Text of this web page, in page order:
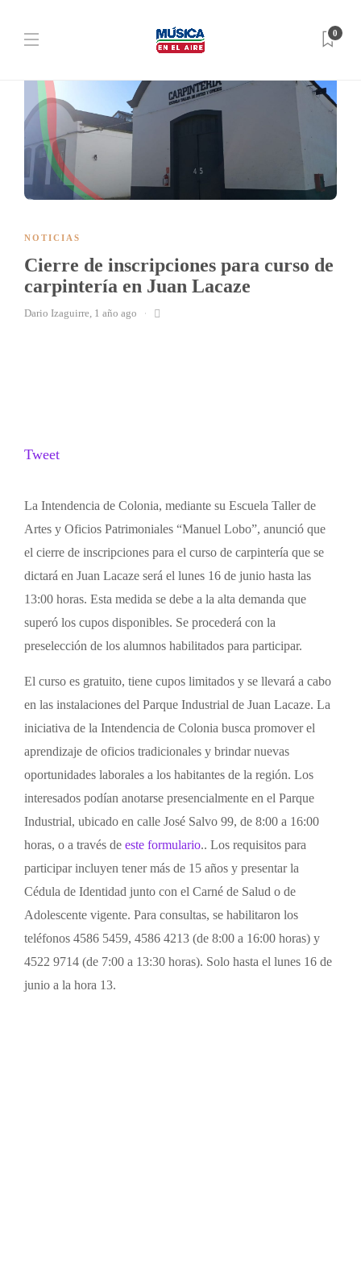
0
NOTICIAS
Cierre de inscripciones para curso de
carpintería en Juan Lacaze
Dario Izaguirre, 1 año ago
Tweet
La Intendencia de Colonia, mediante su Escuela Taller de
Artes y Oficios Patrimoniales “Manuel Lobo”, anunció que
el cierre de inscripciones para el curso de carpintería que se
dictará en Juan Lacaze será el lunes 16 de junio hasta las
13:00 horas. Esta medida se debe a la alta demanda que
superó los cupos disponibles. Se procederá con la
preselección de los alumnos habilitados para participar.
El curso es gratuito, tiene cupos limitados y se llevará a cabo
en las instalaciones del Parque Industrial de Juan Lacaze. La
iniciativa de la Intendencia de Colonia busca promover el
aprendizaje de oficios tradicionales y brindar nuevas
oportunidades laborales a los habitantes de la región. Los
interesados podían anotarse presencialmente en el Parque
Industrial, ubicado en calle José Salvo 99, de 8:00 a 16:00
horas, o a través de este formulario.. Los requisitos para
participar incluyen tener más de 15 años y presentar la
Cédula de Identidad junto con el Carné de Salud o de
Adolescente vigente. Para consultas, se habilitaron los
teléfonos 4586 5459, 4586 4213 (de 8:00 a 16:00 horas) y
4522 9714 (de 7:00 a 13:30 horas). Solo hasta el lunes 16 de
junio a la hora 13.